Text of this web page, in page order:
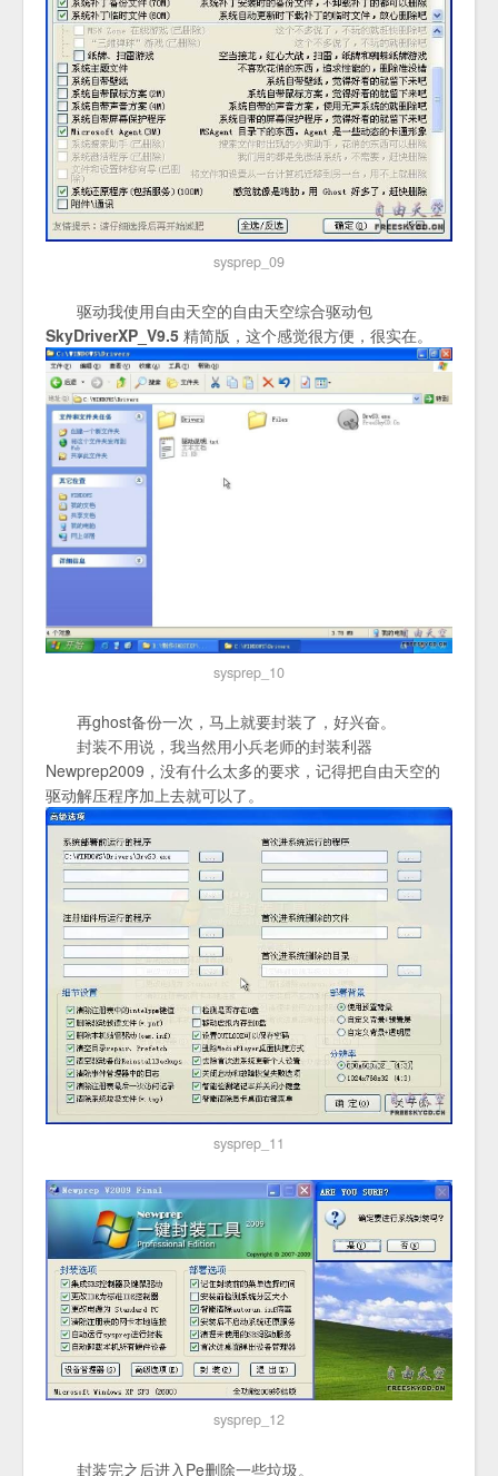
sysprep_09
驱动我使用自由天空的自由天空综合驱动包
SkyDriverXP_V9.5 精简版，这个感觉很方便，很实在。
sysprep_10
再ghost备份一次，马上就要封装了，好兴奋。
封装不用说，我当然用小兵老师的封装利器
Newprep2009，没有什么太多的要求，记得把自由天空的
驱动解压程序加上去就可以了。
sysprep_11
sysprep_12
封装完之后进入Pe删除一些垃圾。